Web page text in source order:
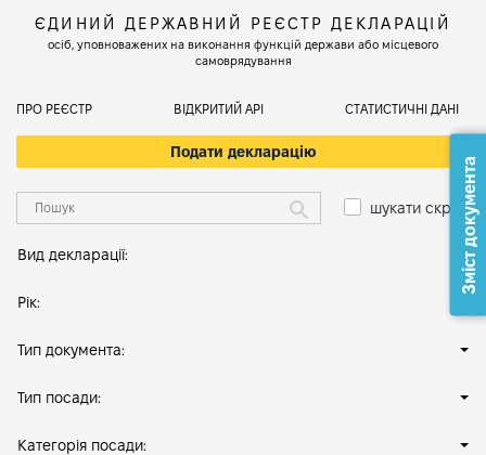
ЄДИНИЙ ДЕРЖАВНИЙ РЕЄСТР ДЕКЛАРАЦІЙ
осіб, уповноважених на виконання функцій держави або місцевого
самоврядування
ПРО РЕЄСТР ВІДКРИТИЙ АРІ СТАТИСТИЧНІ ДАНІ
Подати декларацію
шукати скрізь
Вид декларації:
Рік:
Тип документа:
Тип посади:
Категорія посади:
Зміст документа